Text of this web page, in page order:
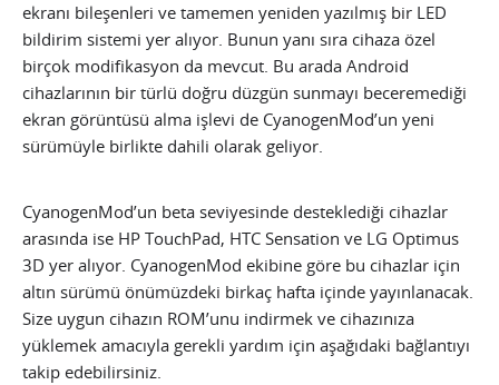
ekranı bileşenleri ve tamemen yeniden yazılmış bir LED
bildirim sistemi yer alıyor. Bunun yanı sıra cihaza özel
birçok modifikasyon da mevcut. Bu arada Android
cihazlarının bir türlü doğru düzgün sunmayı beceremediği
ekran görüntüsü alma işlevi de CyanogenMod’un yeni
sürümüyle birlikte dahili olarak geliyor.
CyanogenMod’un beta seviyesinde desteklediği cihazlar
arasında ise HP TouchPad, HTC Sensation ve LG Optimus
3D yer alıyor. CyanogenMod ekibine göre bu cihazlar için
altın sürümü önümüzdeki birkaç hafta içinde yayınlanacak.
Size uygun cihazın ROM’unu indirmek ve cihazınıza
yüklemek amacıyla gerekli yardım için aşağıdaki bağlantıyı
takip edebilirsiniz.